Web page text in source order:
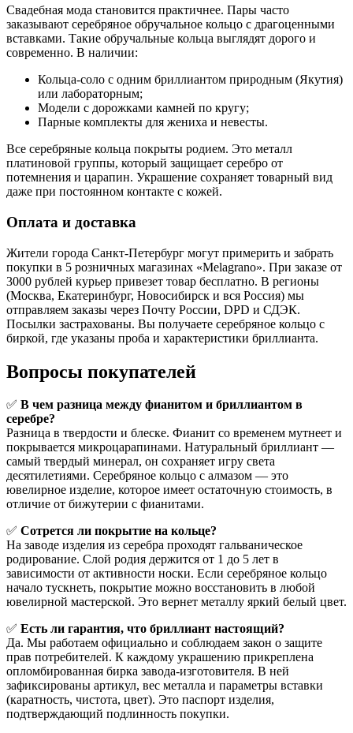
Свадебная мода становится практичнее. Пары часто
заказывают серебряное обручальное кольцо с драгоценными
вставками. Такие обручальные кольца выглядят дорого и
современно. В наличии:
Кольца-соло с одним бриллиантом природным (Якутия)
или лабораторным;
Модели с дорожками камней по кругу;
Парные комплекты для жениха и невесты.
Все серебряные кольца покрыты родием. Это металл
платиновой группы, который защищает серебро от
потемнения и царапин. Украшение сохраняет товарный вид
даже при постоянном контакте с кожей.
Оплата и доставка
Жители города Санкт-Петербург могут примерить и забрать
покупки в 5 розничных магазинах «Melagrano». При заказе от
3000 рублей курьер привезет товар бесплатно. В регионы
(Москва, Екатеринбург, Новосибирск и вся Россия) мы
отправляем заказы через Почту России, DPD и СДЭК.
Посылки застрахованы. Вы получаете серебряное кольцо с
биркой, где указаны проба и характеристики бриллианта.
Вопросы покупателей
✅ В чем разница между фианитом и бриллиантом в
серебре?
Разница в твердости и блеске. Фианит со временем мутнеет и
покрывается микроцарапинами. Натуральный бриллиант —
самый твердый минерал, он сохраняет игру света
десятилетиями. Серебряное кольцо с алмазом — это
ювелирное изделие, которое имеет остаточную стоимость, в
отличие от бижутерии с фианитами.
✅ Сотрется ли покрытие на кольце?
На заводе изделия из серебра проходят гальваническое
родирование. Слой родия держится от 1 до 5 лет в
зависимости от активности носки. Если серебряное кольцо
начало тускнеть, покрытие можно восстановить в любой
ювелирной мастерской. Это вернет металлу яркий белый цвет.
✅ Есть ли гарантия, что бриллиант настоящий?
Да. Мы работаем официально и соблюдаем закон о защите
прав потребителей. К каждому украшению прикреплена
опломбированная бирка завода-изготовителя. В ней
зафиксированы артикул, вес металла и параметры вставки
(каратность, чистота, цвет). Это паспорт изделия,
подтверждающий подлинность покупки.